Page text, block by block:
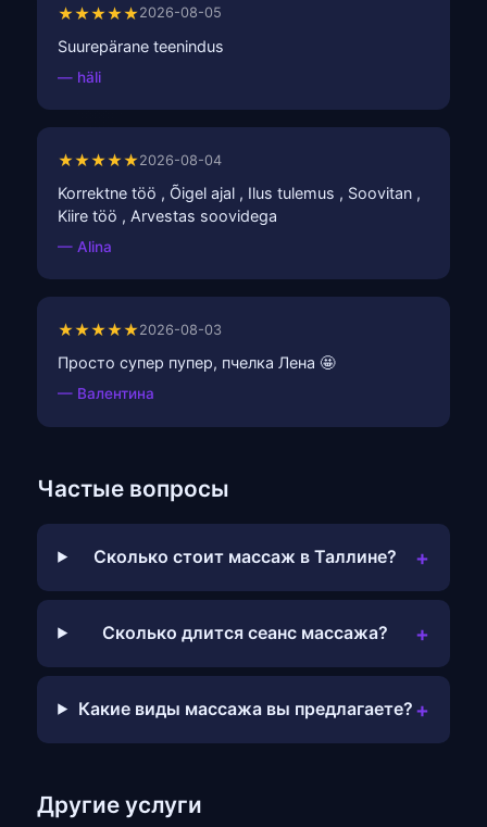
★★★★★2026-08-05
Suurepärane teenindus
— häli
★★★★★2026-08-04
Korrektne töö , Õigel ajal , Ilus tulemus , Soovitan ,
Kiire töö , Arvestas soovidega
— Alina
★★★★★2026-08-03
Просто супер пупер, пчелка Лена 🤩
— Валентина
Частые вопросы
Сколько стоит массаж в Таллине? +
Сколько длится сеанс массажа? +
Какие виды массажа вы предлагаете? +
Другие услуги